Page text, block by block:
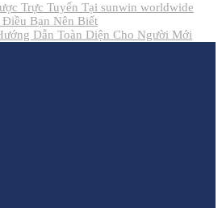
Trực Tuyến Tại sunwin worldwide
Bạn Nên Biết
Dẫn Toàn Diện Cho Người Mới